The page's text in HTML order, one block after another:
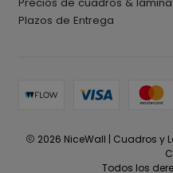
Plazos de Entrega
2026 NiceWall | Cuadros y
Todos los